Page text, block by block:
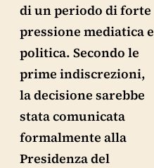
di un periodo di forte
pressione mediatica e
politica. Secondo le
prime indiscrezioni,
la decisione sarebbe
stata comunicata
formalmente alla
Presidenza del